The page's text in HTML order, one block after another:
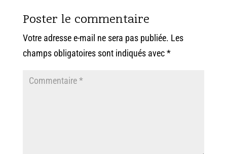
Poster le commentaire
Votre adresse e-mail ne sera pas publiée. Les
champs obligatoires sont indiqués avec*